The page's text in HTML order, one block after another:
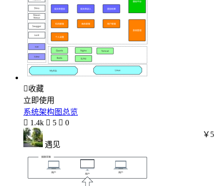
收藏
立即使用
系统架构图总览
 1.4k  5  0
遇见
￥5